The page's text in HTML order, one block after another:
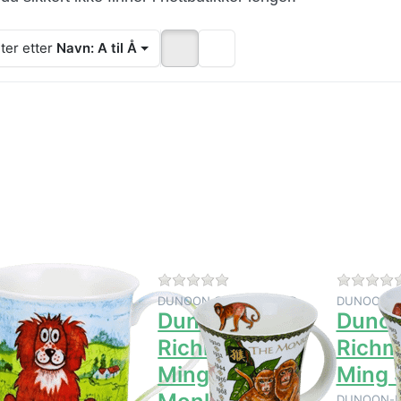
etter Navn: A til Å
Det er ingen anmeldelser for dette produktet ennå.
CERAMICS LTD
Bute
Dogs
Det er ingen anmeldelser
DUNOON CERAMICS LTD
Dunoon
Richmond
Ming Shu
DUNOON
Ming